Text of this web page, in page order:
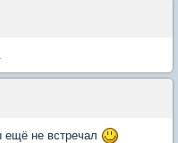
ещё не встречал